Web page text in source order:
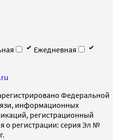
Ежедневная
Федеральной
информационных
регистрационный
о регистрации: серия Эл №